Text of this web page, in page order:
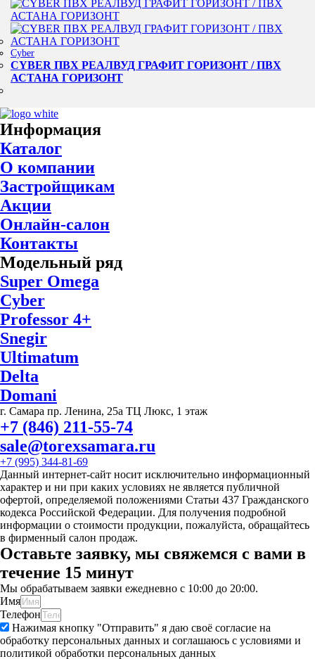
Cyber
CYBER ПВХ РЕАЛВУД ГРАФИТ ГОРИЗОНТ / ПВХ
АСТАНА ГОРИЗОНТ
Информация
Каталог
О компании
Застройщикам
Акции
Онлайн-салон
Контакты
Модельный ряд
Super Omega
Cyber
Professor 4+
Snegir
Ultimatum
Delta
Domani
г. Самара пр. Ленина, 25а ТЦ Люкс, 1 этаж
+7 (846) 211-55-74
sale@torexsamara.ru
+7 (995) 344-81-69
Данный интернет-сайт носит исключительно информационный
характер и ни при каких условиях не является публичной
офертой, определяемой положениями Статьи 437 Гражданского
кодекса Российской Федерации. Для получения подробной
информации о стоимости продукции, пожалуйста, обращайтесь
в фирменный салон продаж.
Оставьте заявку, мы свяжемся с вами в
течение 15 минут
Мы обрабатываем заявки ежедневно с 10:00 до 20:00.
Имя
Телефон
Нажимая кнопку "Отправить" я даю своё согласие на
обработку персональных данных и соглашаюсь с условиями и
политикой обработки персональных данных